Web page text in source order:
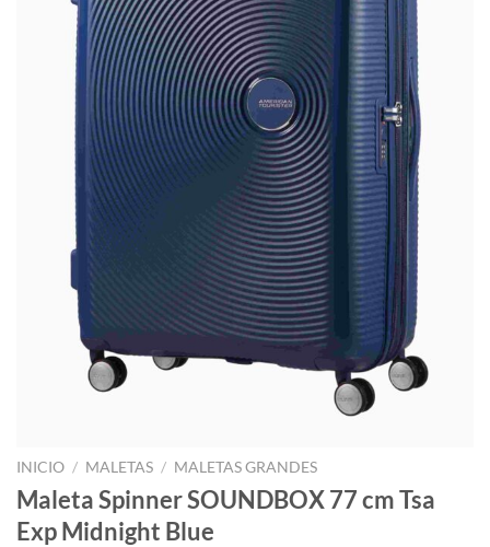
INICIO / MALETAS / MALETAS GRANDES
Maleta Spinner SOUNDBOX 77 cm Tsa
Exp Midnight Blue